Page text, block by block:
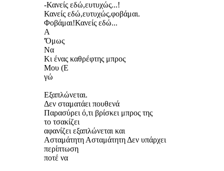
-Κανείς εδώ,ευτυχώς...!
Κανείς εδώ,ευτυχώς,φοβάμαι.
Φοβάμαι!Κανείς εδώ...
Α
'Όμως
Να
Κι ένας καθρέφτης μπρος
Μου (Ε
γώ
Εξαπλώνεται.
Δεν σταματάει πουθενά
Παρασύρει ό,τι βρίσκει μπρος της
το τσακίζει
αφανίζει εξαπλώνεται και
Ασταμάτητη Ασταμάτητη Δεν υπάρχει
περίπτωση
ποτέ να